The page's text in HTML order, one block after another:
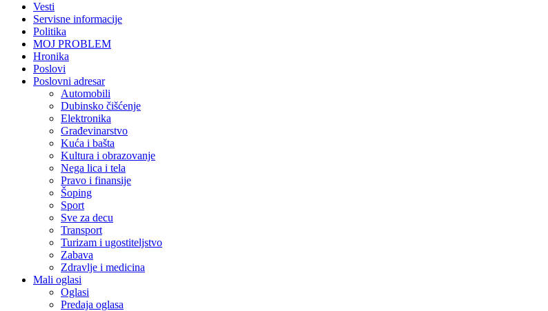
Vesti
Servisne informacije
Politika
MOJ PROBLEM
Hronika
Poslovi
Poslovni adresar
Automobili
Dubinsko čišćenje
Elektronika
Građevinarstvo
Kuća i bašta
Kultura i obrazovanje
Nega lica i tela
Pravo i finansije
Šoping
Sport
Sve za decu
Transport
Turizam i ugostiteljstvo
Zabava
Zdravlje i medicina
Mali oglasi
Oglasi
Predaja oglasa